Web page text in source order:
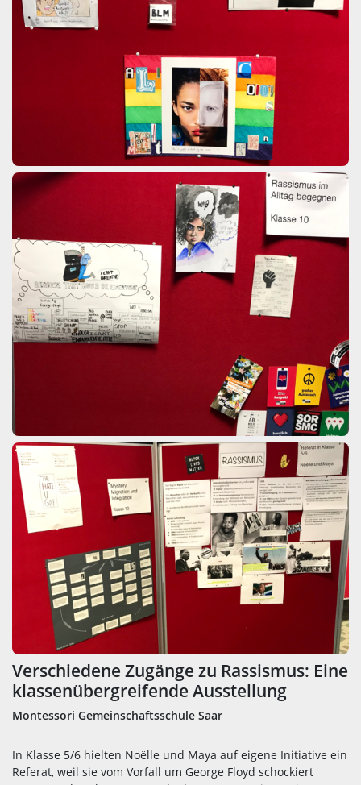
Verschiedene Zugänge zu Rassismus: Eine
klassenübergreifende Ausstellung
Montessori Gemeinschaftsschule Saar
In Klasse 5/6 hielten Noëlle und Maya auf eigene Initiative ein
Referat, weil sie vom Vorfall um George Floyd schockiert